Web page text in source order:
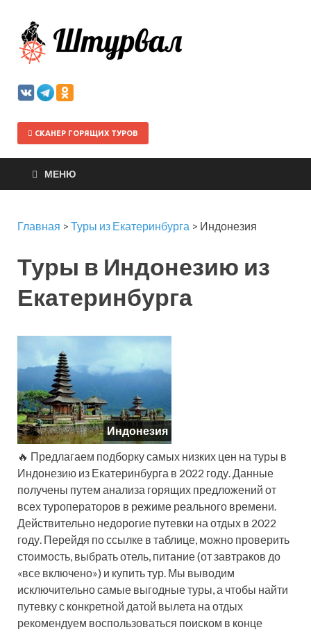
СКАНЕР ГОРЯЩИХ ТУРОВ
МЕНЮ
Главная > Туры из Екатеринбурга > Индонезия
Туры в Индонезию из
Екатеринбурга
Индонезия
🔥 Предлагаем подборку самых низких цен на туры в
Индонезию из Екатеринбурга в 2022 году. Данные
получены путем анализа горящих предложений от
всех туроператоров в режиме реального времени.
Действительно недорогие путевки на отдых в 2022
году. Перейдя по ссылке в таблице, можно проверить
стоимость, выбрать отель, питание (от завтраков до
«все включено») и купить тур. Мы выводим
исключительно самые выгодные туры, а чтобы найти
путевку с конкретной датой вылета на отдых
рекомендуем воспользоваться поиском в конце